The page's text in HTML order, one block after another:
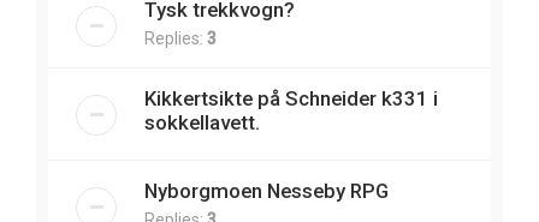
Tysk trekkvogn?
Replies: 3
Kikkertsikte på Schneider k331 i
sokkellavett.
Nyborgmoen Nesseby RPG